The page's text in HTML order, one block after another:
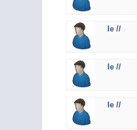
le //
le //
le //